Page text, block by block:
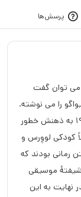
پرسش‌ها
می توان گفت
را می نوشته.
ایدۀ خلق رمان هم زمان با اولین اشعار شاعر در ۱۹۱۲ به ذهنش خطور
کودکی لووِرس و
رمانی بودند که
موسیقی
نهایت به این